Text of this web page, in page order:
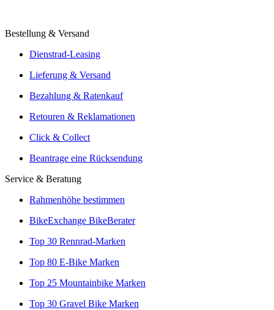
Aufbau vom Fachhändler
Angebote von über 300 Shops
Versand oder Click & Collect
Reservierung & Probefahrt vor Ort
Leasingmöglichkeiten
Bestellung & Versand
Dienstrad-Leasing
Lieferung & Versand
Bezahlung & Ratenkauf
Retouren & Reklamationen
Click & Collect
Beantrage eine Rücksendung
Service & Beratung
Rahmenhöhe bestimmen
BikeExchange BikeBerater
Top 30 Rennrad-Marken
Top 80 E-Bike Marken
Top 25 Mountainbike Marken
Top 30 Gravel Bike Marken